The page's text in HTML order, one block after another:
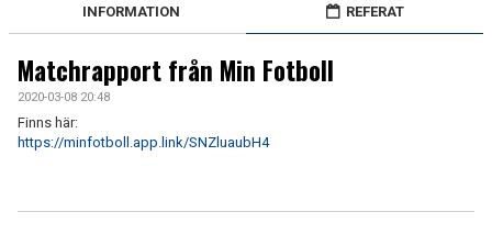
BILDGALLERI
ARKIV 2024-23
DOKUMENT
INFORMATION REFERAT
Matchrapport från Min Fotboll
2020-03-08 20:48
Finns här:
https://minfotboll.app.link/SNZluaubH4